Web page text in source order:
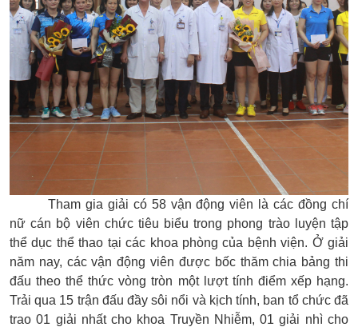
Tham gia giải có 58 vận động viên là các đồng chí
nữcán bộ viên chức tiêu biểu trong phong trào luyện tập
thể dục thể thao tại các khoa phòng của bệnh viện. Ở giải
năm nay, các vận động viên được bốc thăm chia bảng thi
đấu theo thể thức vòng tròn một lượt tính điểm xếp hạng.
Trải qua 15 trận đấu đầy sôi nổi và kịch tính, ban tổ chức đã
trao 01 giải nhất cho khoa Truyền Nhiễm, 01 giải nhìcho